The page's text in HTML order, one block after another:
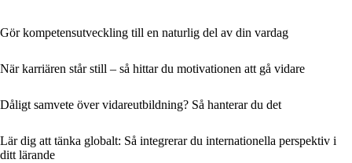
Gör kompetensutveckling till en naturlig del av din vardag
När karriären står still – så hittar du motivationen att gå vidare
Dåligt samvete över vidareutbildning? Så hanterar du det
Lär dig att tänka globalt: Så integrerar du internationella perspektiv i
ditt lärande